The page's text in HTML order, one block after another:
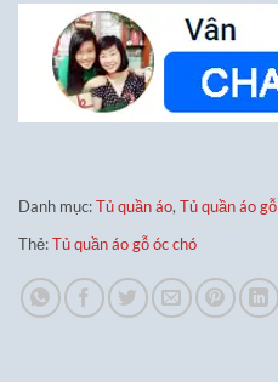
Danh mục:Tủ quần áo, Tủ quần áo gỗ
Thẻ:Tủ quần áo gỗ óc chó